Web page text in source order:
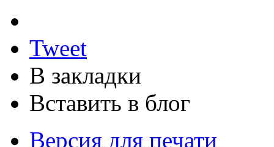
Tweet
В закладки
Вставить в блог
Версия для печати